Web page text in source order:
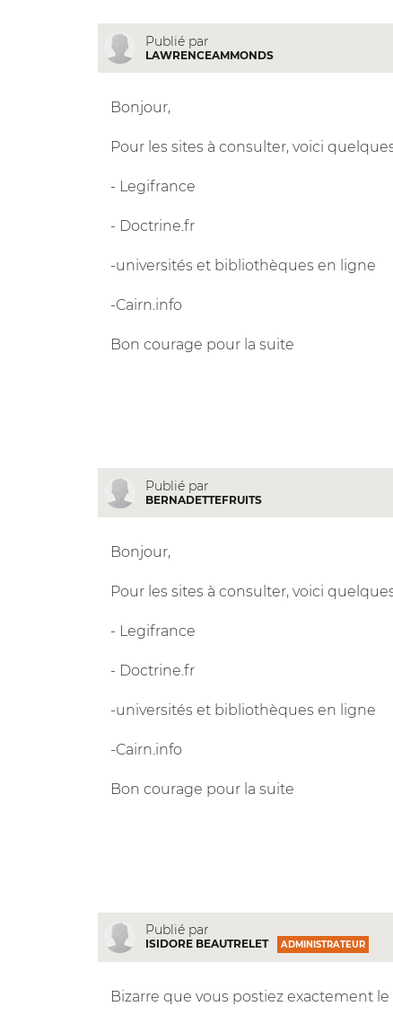
Publié par
LAWRENCEAMMONDS
Bonjour,
Pour les sites à consulter, voici
- Legifrance
- Doctrine.fr
-universités et bibliothèques en ligne
-Cairn.info
Bon courage pour la suite
Publié par
BERNADETTEFRUITS
Bonjour,
Pour les sites à consulter, voici
- Legifrance
- Doctrine.fr
-universités et bibliothèques en ligne
-Cairn.info
Bon courage pour la suite
Publié par
ISIDORE BEAUTRELET ADMINISTRATEUR
Bizarre que vous postiez exactement